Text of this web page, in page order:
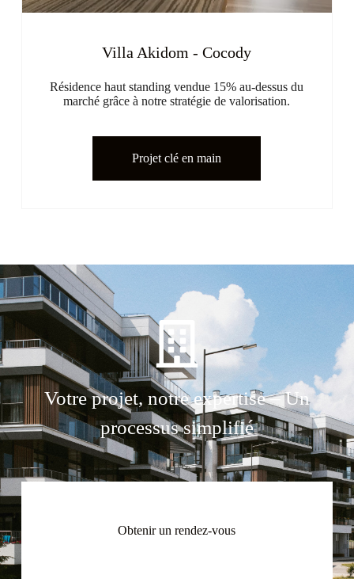
Villa Akidom - Cocody
Résidence haut standing vendue 15% au-dessus du
marché grâce à notre stratégie de valorisation.
Projet clé en main
Votre projet, notre expertise – Un
processus simplifié
Obtenir un rendez-vous